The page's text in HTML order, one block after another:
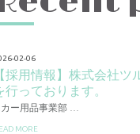
02-06
採用情報】株式会社ツ
行っております。
ー用品事業部 …
MORE